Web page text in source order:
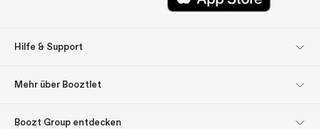
Hilfe & Support
Mehr über Booztlet
Newsletter
Boozt Group entdecken